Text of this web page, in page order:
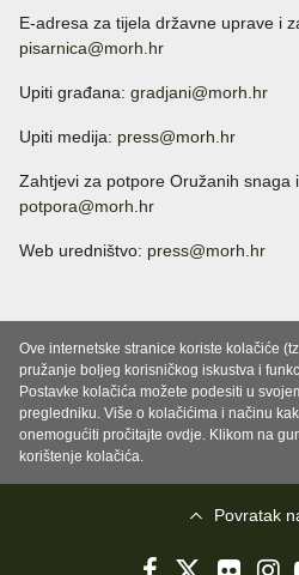
E-adresa za tijela državne uprave i
pisarnica@morh.hr
Upiti građana: gradjani@morh.hr
Upiti medija: press@morh.hr
Zahtjevi za potpore Oružanih snaga
potpora@morh.hr
Web uredništvo: press@morh.hr
Ove internetske stranice koriste kolačiće
pružanje boljeg korisničkog iskustva i
Postavke kolačića možete podesiti u
pregledniku. Više o kolačićima i načinu
onemogućiti pročitajte ovdje. Klikom na
korištenje kolačića.
Povratak